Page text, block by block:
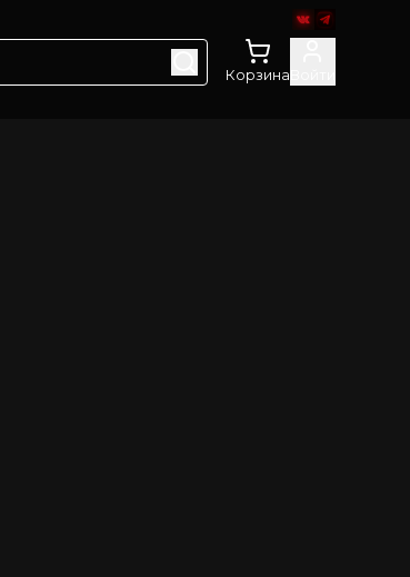
Корзина